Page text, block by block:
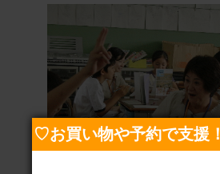
♡お買い物や予約で支援！